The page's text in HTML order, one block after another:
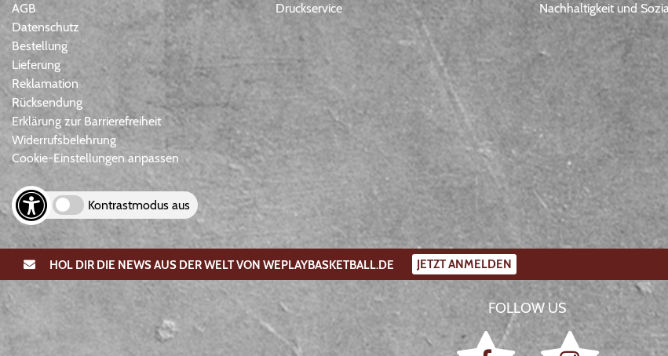
AGB
Datenschutz
Bestellung
Lieferung
Reklamation
Rücksendung
Erklärung zur Barrierefreiheit
Widerrufsbelehrung
Cookie-Einstellungen anpassen
Kontrastmodus aus
Druckservice
Nachhaltigkeit und
HOL DIR DIE NEWS AUS DER WELT VON WEPLAYBASKETBALL.DE JETZT ANMELDEN
FOLLOW US